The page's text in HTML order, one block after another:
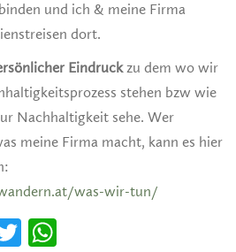
und ich & meine Firma
dort.
Eindruckzu dem wo wir
stehen bzw wie
Nachhaltigkeit sehe. Wer
meine Firma macht, kann es hier
was-wir-tun/
Twitter